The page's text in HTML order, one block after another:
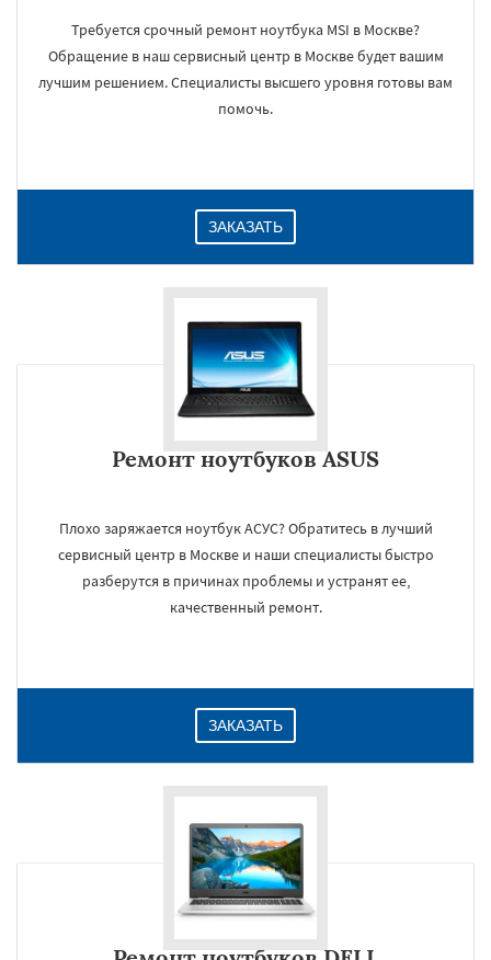
Требуется срочный ремонт ноутбука MSI в Москве?
Обращение в наш сервисный центр в Москве будет вашим
лучшим решением. Специалисты высшего уровня готовы вам
помочь.
ЗАКАЗАТЬ
Ремонт ноутбуков ASUS
Плохо заряжается ноутбук АСУС? Обратитесь в лучший
сервисный центр в Москве и наши специалисты быстро
разберутся в причинах проблемы и устранят ее,
качественный ремонт.
ЗАКАЗАТЬ